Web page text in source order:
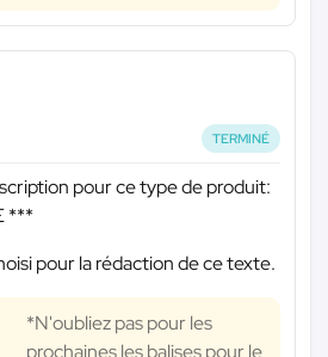
TERMINÉ
pour ce type de produit:
***
pour la rédaction de ce texte.
*N'oubliez pas pour les